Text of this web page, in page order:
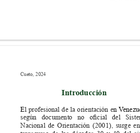
Cueto, 2024
Introducción
El profesional de la orientación en V
según documento no ocial del
Nacional de Orientación (2001), surge